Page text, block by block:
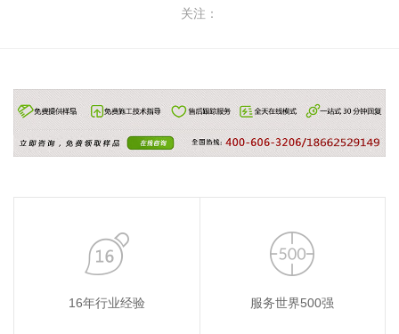
关注：
16年行业经验 服务世界500强